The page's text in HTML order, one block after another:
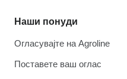
Наши понуди
Огласувајте на Agroline
Поставете ваш оглас